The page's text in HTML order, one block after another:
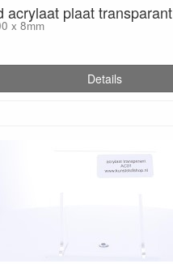
acrylaat plaat transparant
x 8mm
Details